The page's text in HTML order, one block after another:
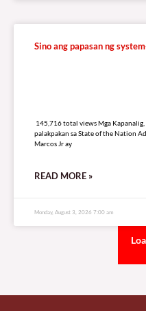
Sino ang papasan ng
145,716 total views Mga Kapanalig,
palakpakan sa State of the Nation
Marcos Jr ay
READ MORE »
Monday, August 3, 2026 7:00 am